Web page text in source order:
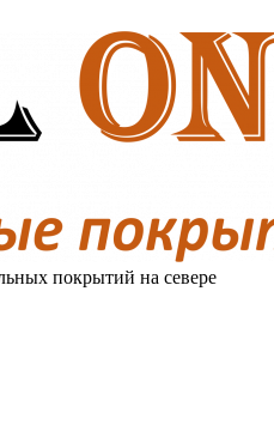
покрытий на севере